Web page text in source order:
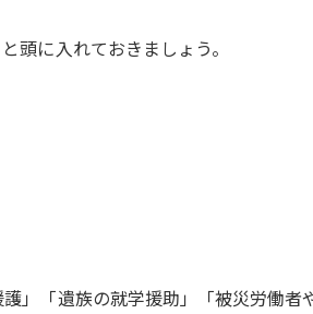
頭に入れておきましょう。
」「遺族の就学援助」「被災労働者